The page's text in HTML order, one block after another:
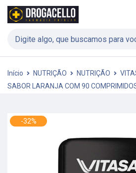
Início NUTRIÇÃO NUTRIÇÃO
SABOR LARANJA COM 90
-32%